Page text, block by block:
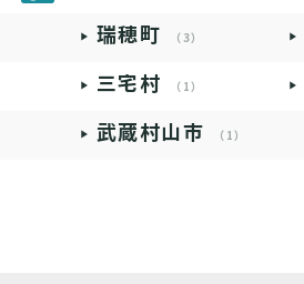
瑞穂町 （3）
三宅村 （1）
武蔵村山市 （1）